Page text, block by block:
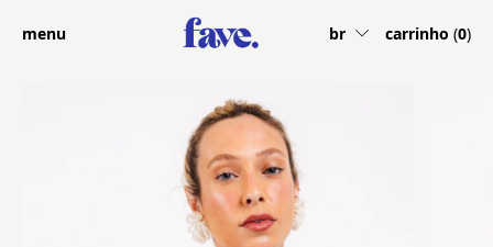
menu br carrinho (0)